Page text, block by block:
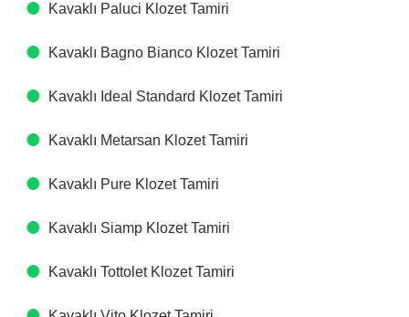
Kavaklı Paluci Klozet Tamiri
Kavaklı Bagno Bianco Klozet Tamiri
Kavaklı Ideal Standard Klozet Tamiri
Kavaklı Metarsan Klozet Tamiri
Kavaklı Pure Klozet Tamiri
Kavaklı Siamp Klozet Tamiri
Kavaklı Tottolet Klozet Tamiri